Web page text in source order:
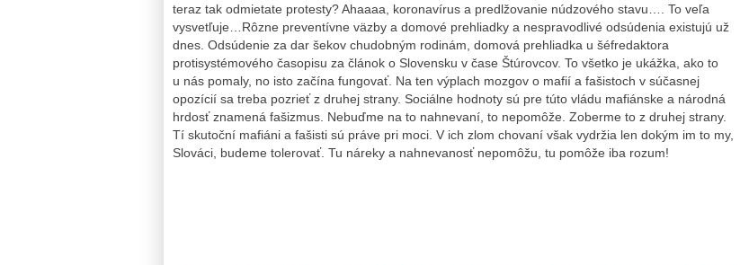
teraz tak odmietate protesty? Ahaaaa, koronavírus a predlžovanie núdzového stavu…. To veľa
vysvetľuje…Rôzne preventívne väzby a domové prehliadky a nespravodlivé odsúdenia existujú už
dnes. Odsúdenie za dar šekov chudobným rodinám, domová prehliadka u šéfredaktora
protisystémového časopisu za článok o Slovensku v čase Štúrovcov. To všetko je ukážka, ako to
u nás pomaly, no isto začína fungovať. Na ten výplach mozgov o mafií a fašistoch v súčasnej
opozícií sa treba pozrieť z druhej strany. Sociálne hodnoty sú pre túto vládu mafiánske a národná
hrdosť znamená fašizmus. Nebuďme na to nahnevaní, to nepomôže. Zoberme to z druhej strany.
Tí skutoční mafiáni a fašisti sú práve pri moci. V ich zlom chovaní však vydržia len dokým im to my,
Slováci, budeme tolerovať. Tu náreky a nahnevanosť nepomôžu, tu pomôže iba rozum!